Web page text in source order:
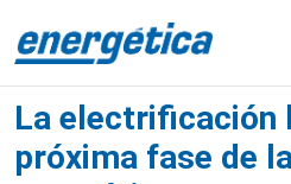
Menu
La electrificación
próxima fase de